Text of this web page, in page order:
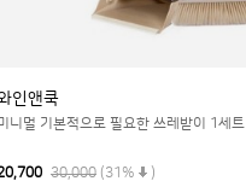
인앤쿡
니멀 기본적으로 필요한 쓰레받이 1세트
30,000 (31% )